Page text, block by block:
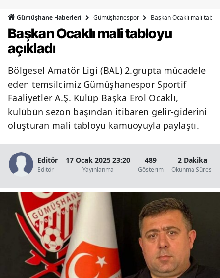
Bingöl
Bolu
Burdur
Bursa
Çanakkale
Çorum
Denizli
Diyarbakır
Edirne
Erzincan
Gümüşhane Haberleri Gümüşhanespor Başkan Ocaklı mali
Başkan Ocaklı mali tabloyu
açıkladı
Bölgesel Amatör Ligi (BAL) 2.grupta mücadele
eden temsilcimiz Gümüşhanespor Sportif
Faaliyetler A.Ş. Kulüp Başka Erol Ocaklı,
kulübün sezon başından itibaren gelir-giderini
oluşturan mali tabloyu kamuoyuyla paylaştı.
Editör
Editör
17 Ocak 2025 23:20
Yayınlanma
489
Gösterim
2 Dakika
Okunma Süresi